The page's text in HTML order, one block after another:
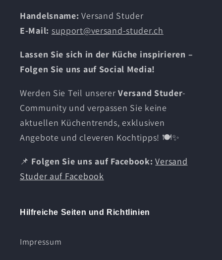
Handelsname: Versand Studer
E-Mail: support@versand-studer.ch
Lassen Sie sich in der Küche inspirieren –
Folgen Sie uns auf Social Media!
Werden Sie Teil unsererVersand Studer-
Community und verpassen Sie keine
aktuellen Küchentrends, exklusiven
Angebote und cleveren Kochtipps! 🍽️✨
📌 Folgen Sie uns auf Facebook: Versand
Studer auf Facebook
Hilfreiche Seiten und Richtlinien
Impressum